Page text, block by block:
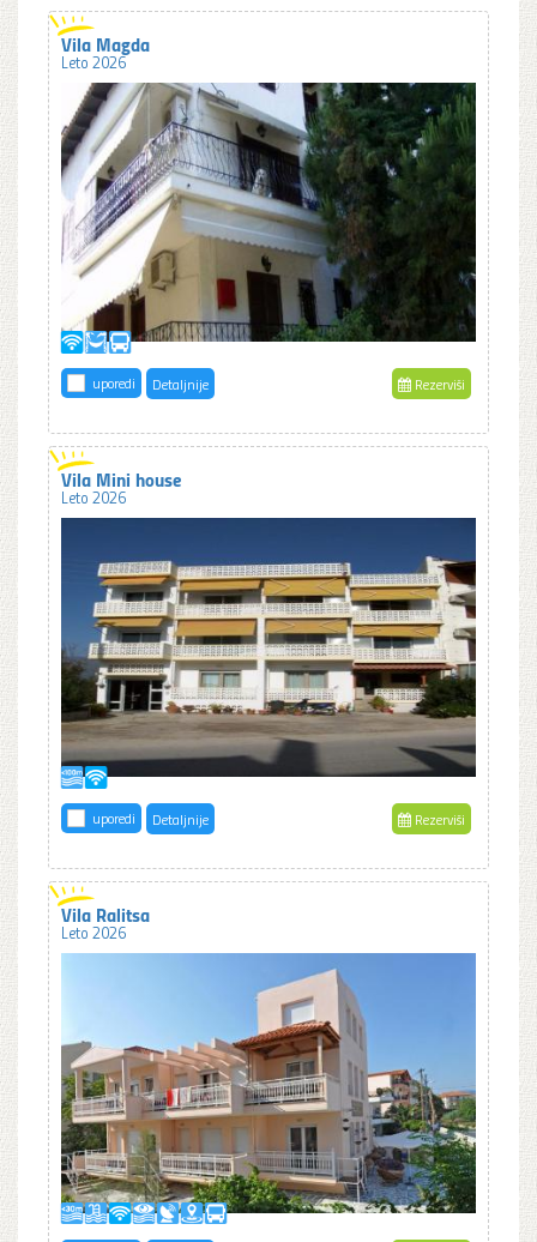
Vila Magda
Leto 2026
uporedi Detaljnije Rezerviši
Vila Mini house
Leto 2026
uporedi Detaljnije Rezerviši
Vila Ralitsa
Leto 2026